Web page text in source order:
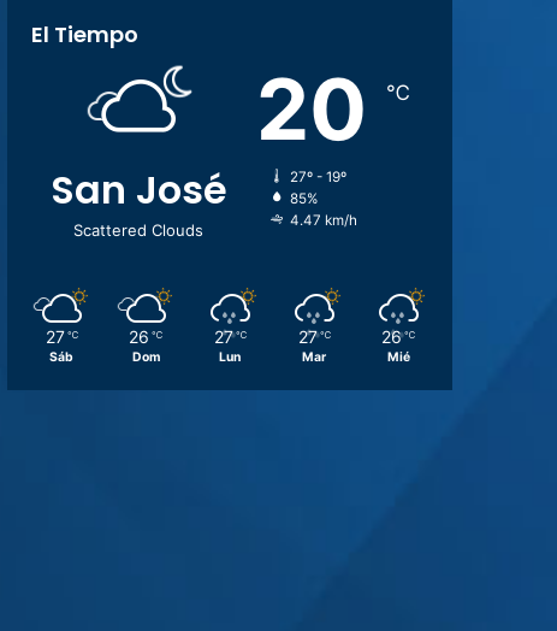
El Tiempo
San José
Scattered Clouds
20 ℃
27º - 19º
85%
4.47 km/h
27 ℃
Sáb
26 ℃
Dom
27 ℃
Lun
27 ℃
Mar
26 ℃
Mié